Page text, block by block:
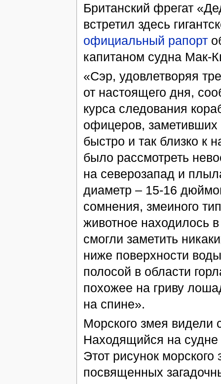
Британский фрегат
встретил здесь
официальный рапорт
капитаном судна Мак-
«Сэр, удовлетворяя
от настоящего дня,
курса следования
офицеров,
быстро и так близко к
было рассмотреть
на северозапад и
диаметр – 15-16
сомнения, змеиного
животное находилось
смогли заметить
ниже поверхности
полосой в области
похожее на гриву
на спине».
Морского змея видели
Находящийся на судне
Этот рисунок морского
посвященных